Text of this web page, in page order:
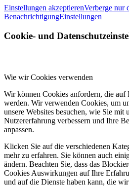
Einstellungen akzeptierenVerberge nur
BenachrichtigungEinstellungen
Cookie- und
Wie wir Cookies verwenden
Wir können Cookies anfordern, die auf
werden. Wir verwenden Cookies, um
unsere Websites besuchen, wie Sie mit
Nutzererfahrung verbessern und Ihre
anpassen.
Klicken Sie auf die verschiedenen
mehr zu erfahren. Sie können auch
ändern. Beachten Sie, dass das
Cookies Auswirkungen auf Ihre
und auf die Dienste haben kann, die